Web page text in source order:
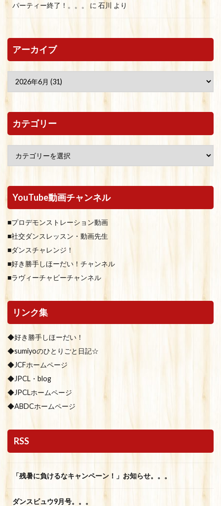
パーティー終了！。。。 に 石川 より
アーカイブ
カテゴリー
YouTube動画チャンネル
■プロデモンストレーション動画
■社交ダンスレッスン・動画先生
■ダンスチャレンジ！
■好き勝手しほーだい！チャンネル
■ラヴィーチャビーチャンネル
リンク集
◆好き勝手しほーだい！
◆sumiyoのひとりごと日記☆
◆JCFホームページ
◆JPCL・blog
◆JPCLホームページ
◆ABDCホームページ
RSS
「残暑に負けるなキャンペーン！」お知らせ。。。
ダンスビュウ9月号。。。